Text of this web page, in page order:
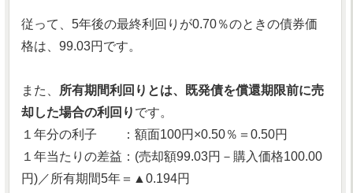
従って、5年後の最終利回りが0.70％のときの債券価
格は、99.03円です。
また、
所有期間利回りとは、既発債を償還期限前に売
却した場合の利回り です。
１年分の利子 ：額面100円×0.50％＝0.50円
１年当たりの差益：(売却額99.03円－購入価格100.00
円)／所有期間5年＝▲0.194円